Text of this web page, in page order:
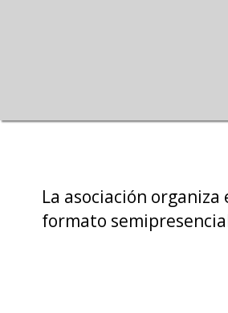
La asociación
formato